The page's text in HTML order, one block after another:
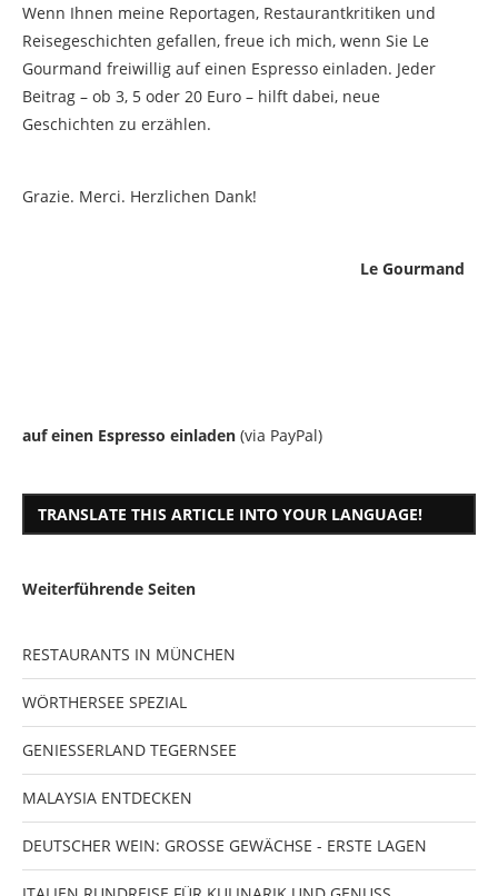
Wenn Ihnen meine Reportagen, Restaurantkritiken und
Reisegeschichten gefallen, freue ich mich, wenn Sie Le
Gourmand freiwillig auf einen Espresso einladen. Jeder
Beitrag – ob 3, 5 oder 20 Euro – hilft dabei, neue
Geschichten zu erzählen.
Grazie. Merci. Herzlichen Dank!
Le Gourmand
auf einen Espresso einladen (via PayPal)
TRANSLATE THIS ARTICLE INTO YOUR LANGUAGE!
Weiterführende Seiten
RESTAURANTS IN MÜNCHEN
WÖRTHERSEE SPEZIAL
GENIESSERLAND TEGERNSEE
MALAYSIA ENTDECKEN
DEUTSCHER WEIN: GROSSE GEWÄCHSE - ERSTE LAGEN